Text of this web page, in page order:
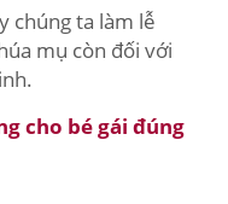
chúng ta làm lễ
mụ còn đối với
cho bé gái đúng